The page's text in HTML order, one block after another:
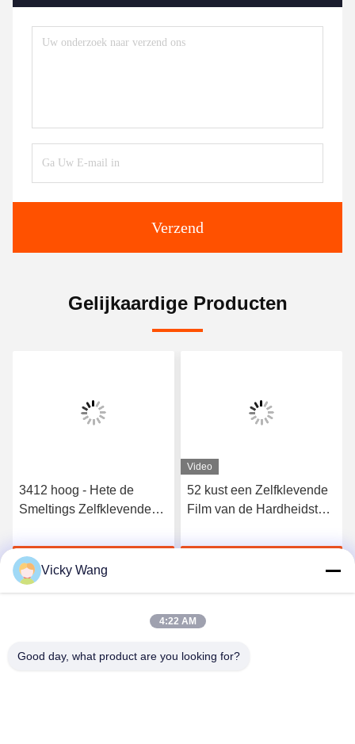
Verzend
Gelijkaardige Producten
3412 hoog - Hete de
Smeltings Zelfklevende
Elastische Polyurethaan
Krijg Beste Prijs
Video
52 kust een Zelfklevende
Film van de Hardheidstpu
Naadloos Ondergoed
Vicky Wang
4:22 AM
Good day, what product are you looking for?